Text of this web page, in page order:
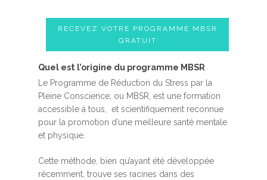
RECEVEZ VOTRE PROGRAMME MBSR
GRATUIT
Quel est l’origine du programme MBSR
Le Programme de Réduction du Stress par la
Pleine Conscience, ou MBSR, est une formation
accessible à tous, et scientifiquement reconnue
pour la promotion d’une meilleure santé mentale
et physique.
Cette méthode, bien qu’ayant été développée
récemment, trouve ses racines dans des